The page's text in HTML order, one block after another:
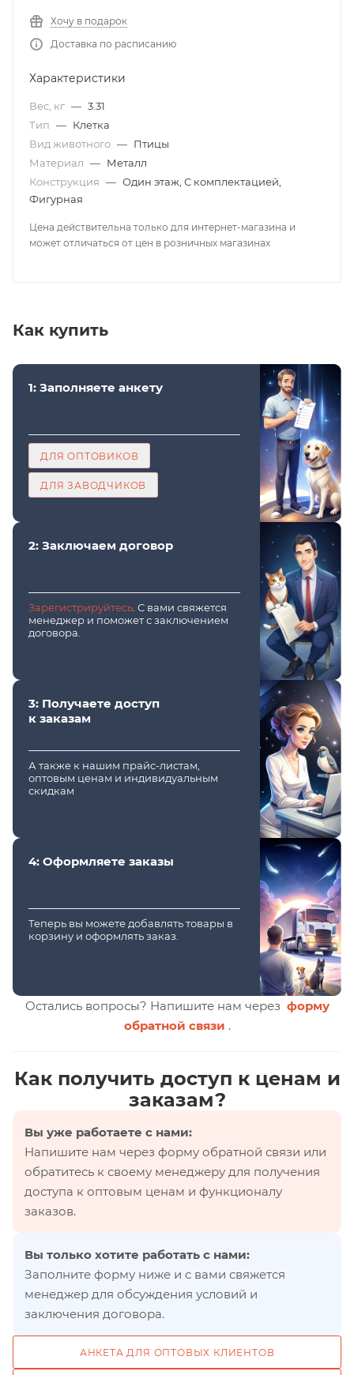
Хочу в подарок
Доставка по расписанию
Характеристики
Вес, кг — 3.31
Тип — Клетка
Вид животного — Птицы
Материал — Металл
Конструкция — Один этаж, С комплектацией,
Фигурная
Цена действительна только для интернет-магазина и
может отличаться от цен в розничных магазинах
Как купить
1: Заполняете анкету
ДЛЯ ОПТОВИКОВ
ДЛЯ ЗАВОДЧИКОВ
2: Заключаем договор
Зарегистрируйтесь . С вами свяжется
менеджер и поможет с заключением
договора.
3: Получаете доступ
к заказам
А также к нашим прайс-листам,
оптовым ценам и индивидуальным
скидкам
4: Оформляете заказы
Теперь вы можете добавлять товары в
корзину и оформлять заказ.
Остались вопросы? Напишите нам через форму
обратной связи .
Как получить доступ к ценам и
заказам?
Вы уже работаете с нами:
Напишите нам через форму обратной связи или
обратитесь к своему менеджеру для получения
доступа к оптовым ценам и функционалу
заказов.
Вы только хотите работать с нами:
Заполните форму ниже и с вами свяжется
менеджер для обсуждения условий и
заключения договора.
АНКЕТА ДЛЯ ОПТОВЫХ КЛИЕНТОВ